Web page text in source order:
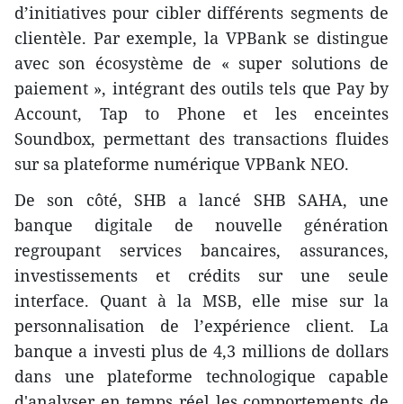
d’initiatives pour cibler différents segments de
clientèle. Par exemple, la VPBank se distingue
avec son écosystème de « super solutions de
paiement », intégrant des outils tels que Pay by
Account, Tap to Phone et les enceintes
Soundbox, permettant des transactions fluides
sur sa plateforme numérique VPBank NEO.
De son côté, SHB a lancé SHB SAHA, une
banque digitale de nouvelle génération
regroupant services bancaires, assurances,
investissements et crédits sur une seule
interface. Quant à la MSB, elle mise sur la
personnalisation de l’expérience client. La
banque a investi plus de 4,3 millions de dollars
dans une plateforme technologique capable